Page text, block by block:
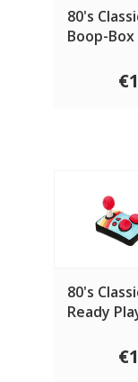
80's
Boop-Box
80's
Ready